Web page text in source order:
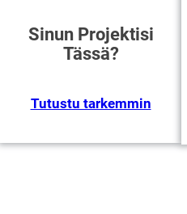
Sinun Projektisi
Tässä?
Tutustu tarkemmin